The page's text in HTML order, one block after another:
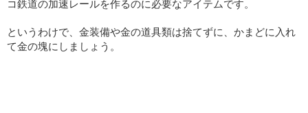
コ鉄道の加速レールを作るのに必要なアイテムです。
というわけで、金装備や金の道具類は捨てずに、かまどに入れ
て金の塊にしましょう。